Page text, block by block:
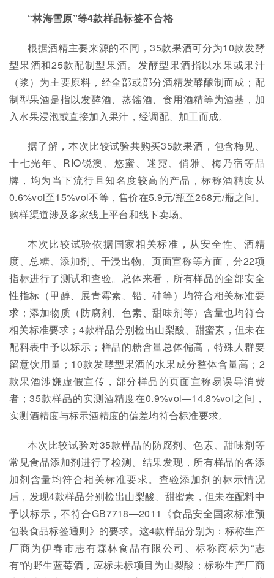
“林海雪原”等4款样品标签不合格
根据酒精主要来源的不同，35款果酒可分为10款发酵
型果酒和25款配制型果酒。发酵型果酒指以水果或果汁
（浆）为主要原料，经全部或部分酒精发酵酿制而成；配
制型果酒是指以发酵酒、蒸馏酒、食用酒精等为酒基，加
入水果浸泡或直接加入果汁，经调配、加工而成。
据了解，本次比较试验共购买35款果酒，包含梅见、
十七光年、RIO锐澳、悠蜜、迷霓、俏雅、梅乃宿等品
牌，均为当下流行且知名度较高的产品，标称酒精度从
0.6%vol至15%vol不等，售价在5.9元/瓶至268元/瓶之间。
购样渠道涉及多家线上平台和线下卖场。
本次比较试验依据国家相关标准，从安全性、酒精
度、总糖、添加剂、干浸出物、页面宣称等方面，分22项
指标进行了测试和查验。总体来看，所有样品的全部安全
性指标（甲醇、展青霉素、铅、砷等）均符合相关标准要
求；添加物质（防腐剂、色素、甜味剂等）含量也均符合
相关标准要求；4款样品分别检出山梨酸、甜蜜素，但未在
配料表中予以标示；样品的糖含量总体偏高，特殊人群要
留意饮用量；10款发酵型果酒的水果成分整体含量高；2
款果酒涉嫌虚假宣传，部分样品的页面宣称易误导消费
者；35款样品的实测酒精度在0.9%vol—14.8%vol之间，
实测酒精度与标示酒精度的偏差均符合标准要求。
本次比较试验对35款样品的防腐剂、色素、甜味剂等
常见食品添加剂进行了检测。结果发现，所有样品的各添
加剂含量均符合相关标准要求。查验添加剂的标示情况
后，发现4款样品分别检出山梨酸、甜蜜素，但未在配料中
予以标示，不符合GB7718—2011《食品安全国家标准预
包装食品标签通则》的要求。这4款样品分别为：标称生产
厂商为伊春市志有森林食品有限公司、标称商标为“志
有”的野生蓝莓酒，应标未标项目为山梨酸；标称生产厂商